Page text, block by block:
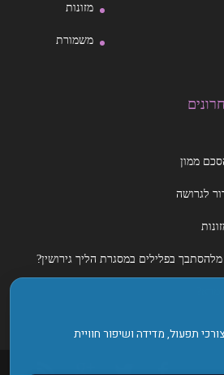
מזונות
משמורת
ממון
לגרושה
מלהסתבך בפלילים במסגרת הליך גירושין?
תפעול, מדידה ושיפור חוויית